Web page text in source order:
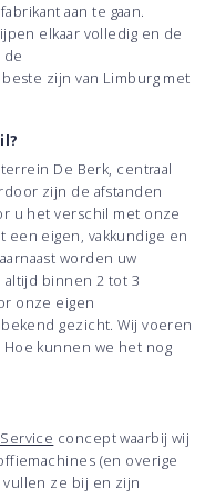
aan te gaan.
elkaar volledig en de
zijn van Limburg met
De Berk, centraal
zijn de afstanden
u het verschil met onze
een eigen, vakkundige en
worden uw
binnen 2 tot 3
onze eigen
gezicht. Wij voeren
kunnen we het nog
concept waarbij wij
(en overige
ze bij en zijn